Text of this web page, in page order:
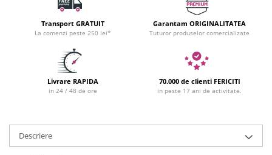
Transport GRATUIT
La comenzi peste 250 lei*
Garantam ORIGINALITATEA
Tuturor produselor comercializate
Livrare RAPIDA
in 24 / 48 de ore
70.000 de clienti FERICITI
in peste 17 ani de activitate.
Descriere